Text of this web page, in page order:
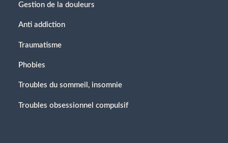
Gestion de la douleurs
Anti addiction
Traumatisme
Phobies
Troubles du sommeil, insomnie
Troubles obsessionnel compulsif